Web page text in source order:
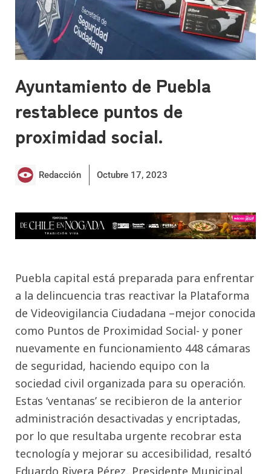
Ayuntamiento de Puebla
restablece puntos de
proximidad social.
Redacción Octubre 17, 2023
Puebla capital está preparada para enfrentar
a la delincuencia tras reactivar la Plataforma
de Videovigilancia Ciudadana –mejor conocida
como Puntos de Proximidad Social- y poner
nuevamente en funcionamiento 448 cámaras
de seguridad, haciendo equipo con la
sociedad civil organizada para su operación.
Estas ‘ventanas’ se recibieron de la anterior
administración desactivadas y encriptadas,
por lo que resultaba urgente recobrar esta
tecnología y mejorar su accesibilidad, resaltó
Eduardo Rivera Pérez, Presidente Municipal